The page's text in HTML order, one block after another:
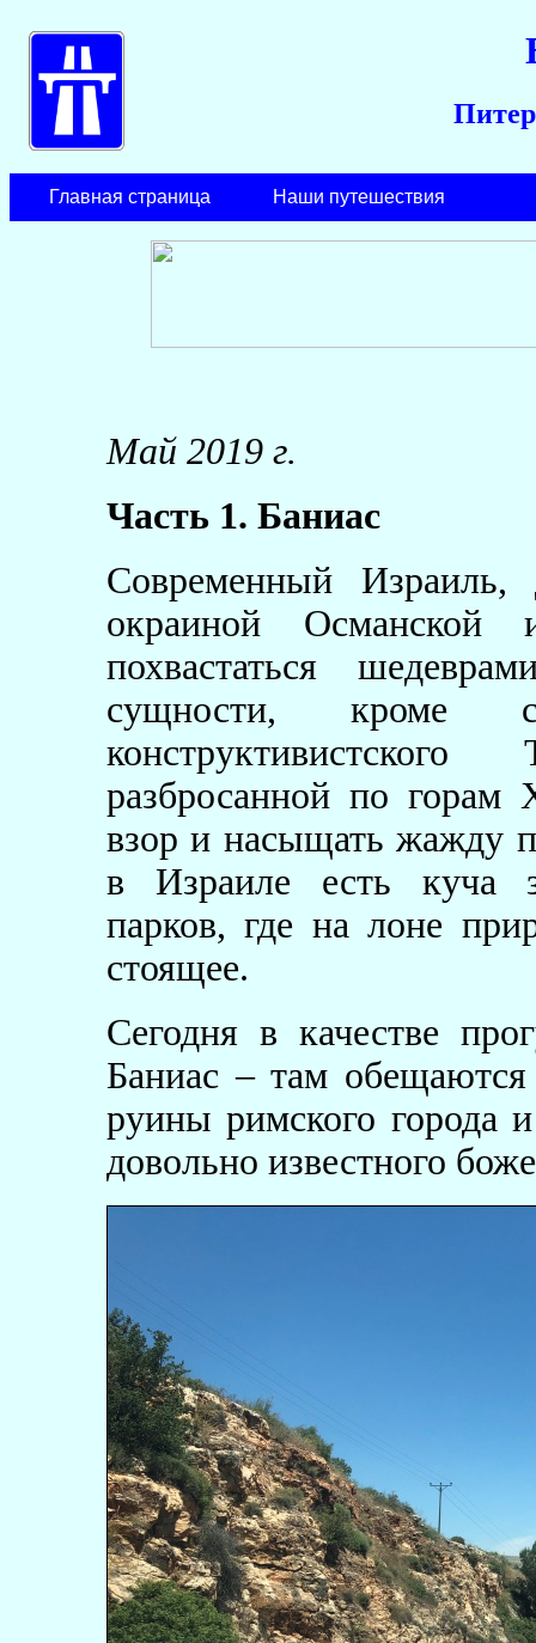
Главная страница Наши путешествия
Май 2019 г.
Часть 1. Баниас
Современный
окраиной Османской
похвастаться
сущности, кроме
разбросанной по горам
взор и насыщать жажду
в Израиле есть куча
парков, где на лоне
стоящее.
Сегодня в качестве
Баниас – там обещаются
руины римского города
довольно известного